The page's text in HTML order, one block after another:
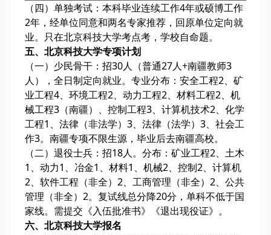
（四）单独考试：本科毕业连续工作4年或硕博工作
2年，经单位同意和两名专家推荐，回原单位定向就
业。只在北京科技大学考点考，学校自命题。
五、北京科技大学专项计划
（一）少民骨干：招30人（普通27人+南疆教师3
人），全日制定向就业。专业分布：安全工程2、矿
业工程4、环境工程2、动力工程2、材料工程2、机
械工程3（南疆）、控制工程3、计算机技术2、化学
工程1、法律（非法学）3、法律（法学）3、社会工
作3。南疆专项不限生源，毕业后去南疆高校。
（二）退役士兵：招18人。分布：矿业工程2、土木
1、动力1、冶金1、材料1、机械2、控制2、计算机
2、软件工程（非全）2、工商管理（非全）2、公共
管理（非全）2。复试线总分降20分，单科不低于国
家线。需提交《入伍批准书》《退出现役证》。
六、北京科技大学报名